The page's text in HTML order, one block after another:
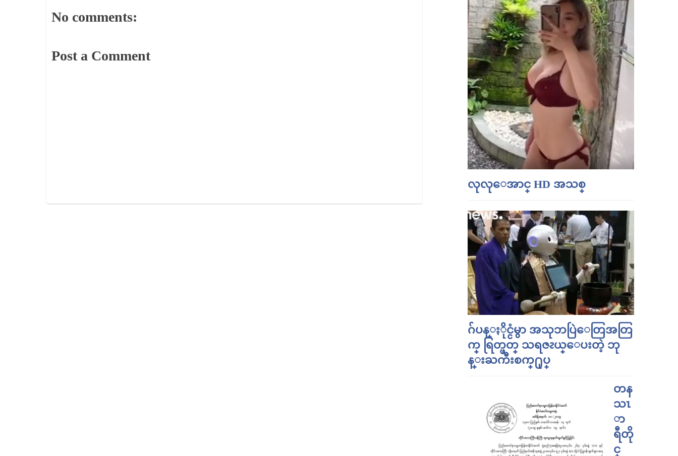
No comments:
Post a Comment
လုလုေအာင္ HD အသစ္
ဂ်ပန္ႏိုင္ငံမွာ အသုဘပြဲေတြအတြ
က္ ရြတ္ဖတ္ သရဇၩယ္ေပးတဲ့ ဘု
န္းႀကီးစက္႐ုပ္
တန
သၤ
ာ
ရီတို
င္